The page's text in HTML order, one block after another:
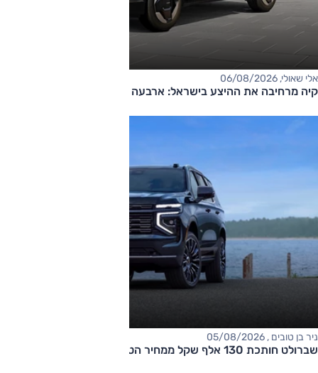
אלי שאולי, 06/08/2026
קיה מרחיבה את ההיצע בישראל: ארבעה דגמים חדשים בדרך
ניר בן טובים , 05/08/2026
שברולט חותכת 130 אלף שקל ממחיר הטאהו